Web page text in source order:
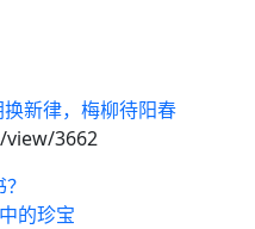
新律，梅柳待阳春
3662
的珍宝